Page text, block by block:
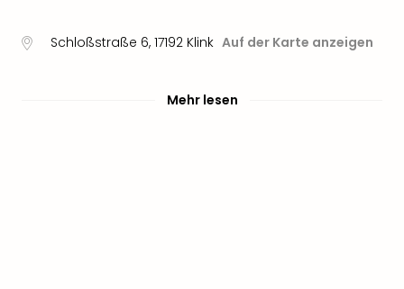
Schloßstraße 6, 17192 Klink Auf der Karte anzeigen
Mehr lesen